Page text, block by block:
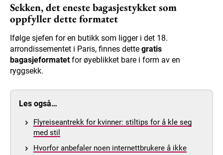
Sekken, det eneste bagasjestykket som
oppfyller dette formatet
Ifølge sjefen for en butikk som ligger i det 18.
arrondissementet i Paris, finnes dette gratis
bagasjeformatetfor øyeblikket bare i form av en
ryggsekk.
Les også…
Flyreiseantrekk for kvinner: stiltips for å kle seg
med stil
Hvorfor anbefaler noen internettbrukere å ikke